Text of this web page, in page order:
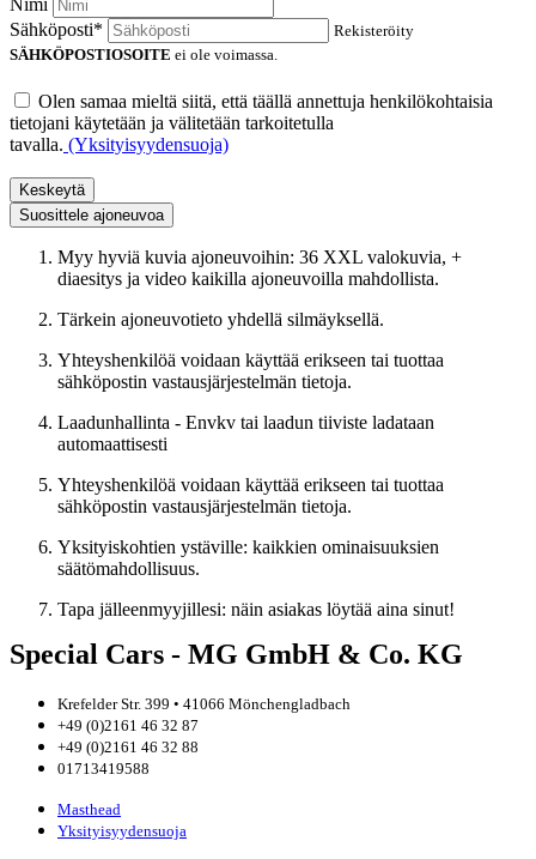
Sähköposti*
Rekisteröity
SÄHKÖPOSTIOSOITE ei ole voimassa.
Olen samaa mieltä siitä, että täällä annettuja henkilökohtaisia
tietojani käytetään ja välitetään tarkoitetulla
tavalla. (Yksityisyydensuoja)
Keskeytä
Suosittele ajoneuvoa
Myy hyviä kuvia ajoneuvoihin: 36 XXL valokuvia, +
diaesitys ja video kaikilla ajoneuvoilla mahdollista.
Tärkein ajoneuvotieto yhdellä silmäyksellä.
Yhteyshenkilöä voidaan käyttää erikseen tai tuottaa
sähköpostin vastausjärjestelmän tietoja.
Laadunhallinta - Envkv tai laadun tiiviste ladataan
automaattisesti
Yhteyshenkilöä voidaan käyttää erikseen tai tuottaa
sähköpostin vastausjärjestelmän tietoja.
Yksityiskohtien ystäville: kaikkien ominaisuuksien
säätömahdollisuus.
Tapa jälleenmyyjillesi: näin asiakas löytää aina sinut!
Special Cars - MG GmbH & Co. KG
Krefelder Str. 399 • 41066 Mönchengladbach
+49 (0)2161 46 32 87
+49 (0)2161 46 32 88
01713419588
Masthead
Yksityisyydensuoja